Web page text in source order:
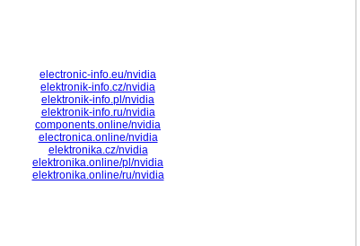
electronic-info.eu/nvidia
elektronik-info.cz/nvidia
elektronik-info.pl/nvidia
elektronik-info.ru/nvidia
components.online/nvidia
electronica.online/nvidia
elektronika.cz/nvidia
elektronika.online/pl/nvidia
elektronika.online/ru/nvidia